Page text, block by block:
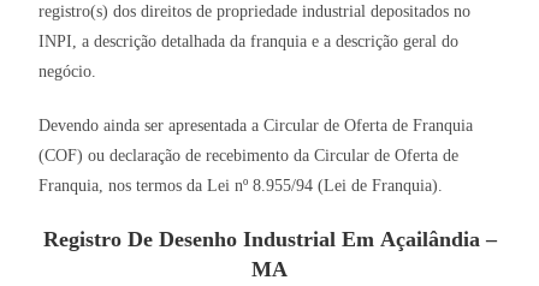
registro(s) dos direitos de propriedade industrial depositados no
INPI, a descrição detalhada da franquia e a descrição geral do
negócio.
Devendo ainda ser apresentada a Circular de Oferta de Franquia
(COF) ou declaração de recebimento da Circular de Oferta de
Franquia, nos termos da Lei nº 8.955/94 (Lei de Franquia).
Registro De Desenho Industrial Em Açailândia –
MA